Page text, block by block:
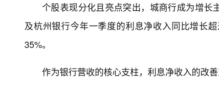
个股表现分化且亮点突出，城商行成为增
及杭州银行今年一季度的利息净收入同比增长
35%。
作为银行营收的核心支柱，利息净收入的改